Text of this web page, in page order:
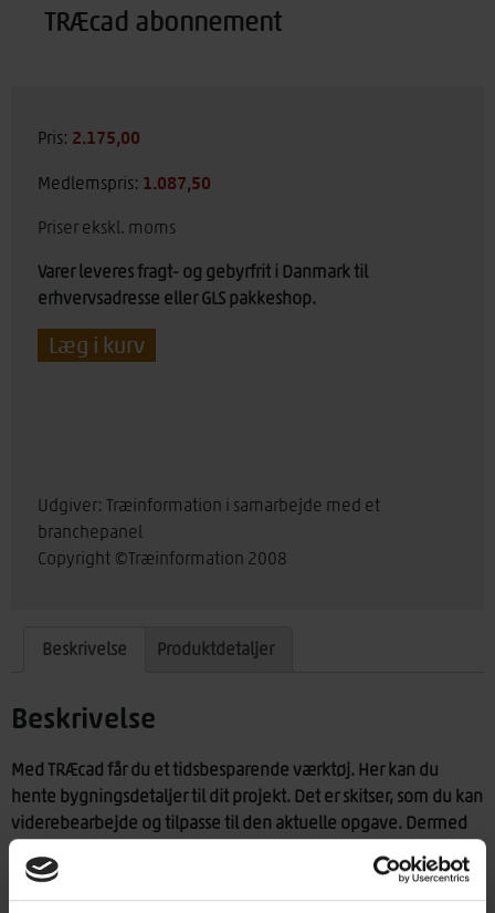
TRÆcad abonnement
Pris: 2.175,00
Medlemspris: 1.087,50
Priser ekskl. moms
Varer leveres fragt- og gebyrfrit i Danmark til
erhvervsadresse eller GLS pakkeshop.
TRÆcad
abonnement
Læg i kurv
Udgiver: Træinformation i samarbejde med et
branchepanel
Copyright ©Træinformation 2008
Beskrivelse Produktdetaljer
Beskrivelse
Med TRÆcad får du et tidsbesparende værktøj. Her kan du
hente bygningsdetaljer til dit projekt. Det er skitser, som du kan
viderebearbejde og tilpasse til den aktuelle opgave. Dermed
er du hurtigere i gang.